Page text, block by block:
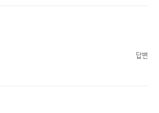
답변